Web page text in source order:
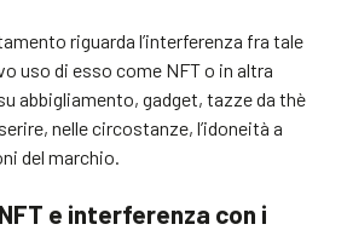
riguarda l’interferenza fra tale
uso di esso come NFT o in altra
abbigliamento, gadget, tazze da thè
nelle circostanze, l’idoneità a
del marchio.
e interferenza con i